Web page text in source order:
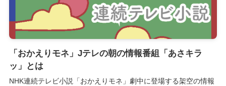
「おかえりモネ」Jテレの朝の情報番組「あさキラ
ッ」とは
NHK連続テレビ小説「おかえりモネ」劇中に登場する架空の情報